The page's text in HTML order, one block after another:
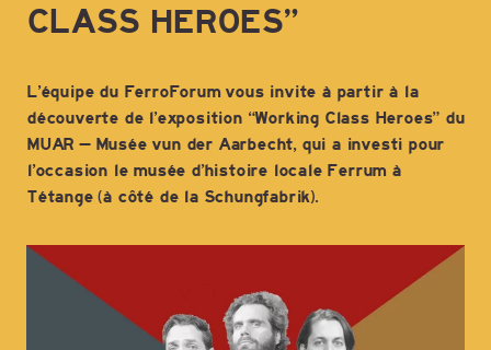
CLASS HEROES”
L’équipe du FerroForum vous invite à partir à la
découverte de l’exposition “Working Class Heroes” du
MUAR – Musée vun der Aarbecht, qui a investi pour
l’occasion le musée d’histoire locale Ferrum à
Tétange (à côté de la Schungfabrik).